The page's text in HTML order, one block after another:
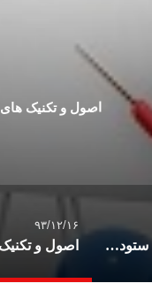
اصول و تکنیک
اﺳﻼﻡ ﺗﺤﻘﻴﻘﻲ ﺳﺘﻮﺩنی است
۹۳/۱۲/۱۶